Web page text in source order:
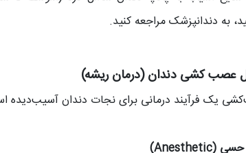
به دندانپزشک مراجعه کنید.
عصب‌ کشی دندان (درمان ریشه)
یک فرآیند درمانی برای نجات دندان آسیب‌دیده